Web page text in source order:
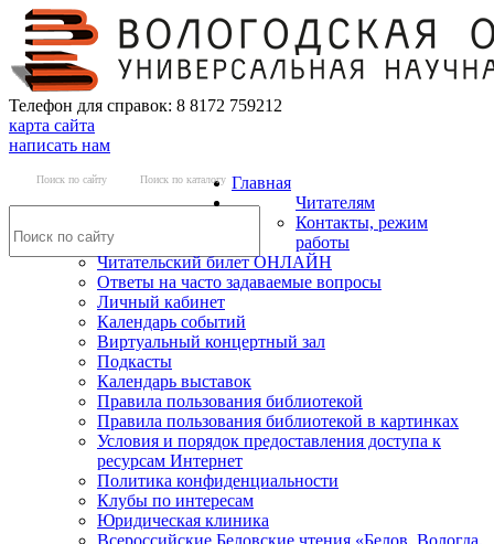
Телефон для справок: 8 8172 759212
карта сайта
написать нам
Поиск по сайту Поиск по каталогу Главная
Читателям
Контакты, режим
работы
Читательский билет ОНЛАЙН
Ответы на часто задаваемые вопросы
Личный кабинет
Календарь событий
Виртуальный концертный зал
Подкасты
Календарь выставок
Правила пользования библиотекой
Правила пользования библиотекой в картинках
Условия и порядок предоставления доступа к
ресурсам Интернет
Политика конфиденциальности
Клубы по интересам
Юридическая клиника
Всероссийские Беловские чтения «Белов. Вологда.